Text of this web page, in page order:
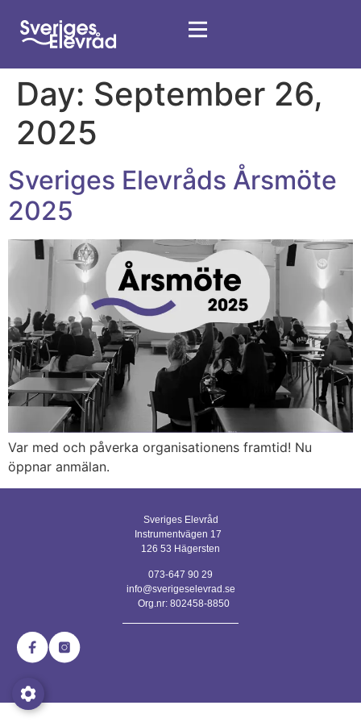
Day: September 26,
2025
Sveriges Elevråds Årsmöte
2025
Var med och påverka organisationens framtid! Nu
öppnar anmälan.
Sveriges Elevråd
Instrumentvägen 17
126 53 Hägersten
073-647 90 29
info@sverigeselevrad.se
Org.nr: 802458-8850